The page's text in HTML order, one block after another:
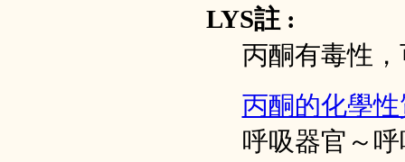
LYS註 :
丙酮有毒性
丙酮的化學
呼吸器官～